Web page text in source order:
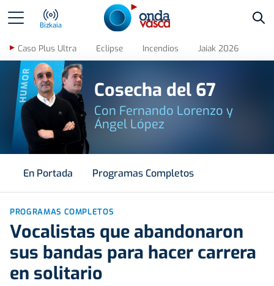
Bizkaia
Caso Plus Ultra Eclipse Incendios Jaiak 2026
HUMOR Cosecha del 67
Con Fernando Lorenzo y
Ángel López
En Portada Programas Completos
PROGRAMAS COMPLETOS
Vocalistas que abandonaron
sus bandas para hacer carrera
en solitario